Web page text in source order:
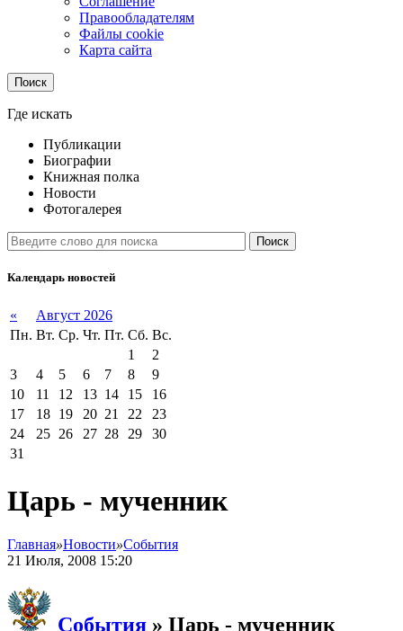
Правообладателям
Файлы cookie
Карта сайта
Поиск
Где искать
Публикации
Биографии
Книжная полка
Новости
Фотогалерея
Поиск
Календарь новостей
«
Август 2026
Пн. Вт. Ср. Чт. Пт. Сб. Вс.
1
2
3
4 5 6 7 8
9
10
11 12 13 14 15
16
17
18 19 20 21 22
23
24
25 26 27 28 29
30
31
Царь - мученник
Главная»Новости»События
21 Июля, 2008 15:20
События » Царь - мученник